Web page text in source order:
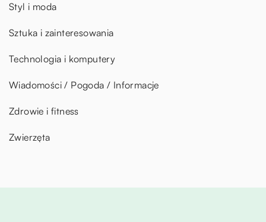
Styl i moda
Sztuka i zainteresowania
Technologia i komputery
Wiadomości / Pogoda / Informacje
Zdrowie i fitness
Zwierzęta